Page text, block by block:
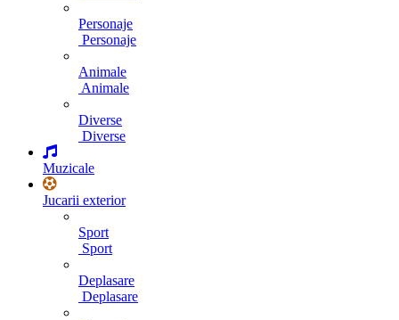
Personaje
Personaje
Animale
Animale
Diverse
Diverse
Muzicale
Jucarii exterior
Sport
Sport
Deplasare
Deplasare